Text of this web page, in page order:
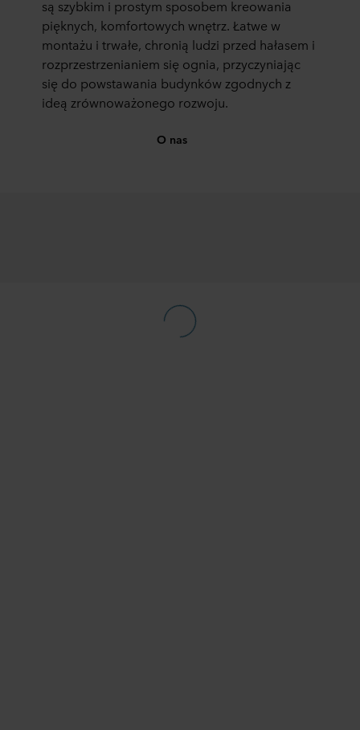
są szybkim i prostym sposobem kreowania
pięknych, komfortowych wnętrz. Łatwe w
montażu i trwałe, chronią ludzi przed hałasem i
rozprzestrzenianiem się ognia, przyczyniając
się do powstawania budynków zgodnych z
ideą zrównoważonego rozwoju.
O nas